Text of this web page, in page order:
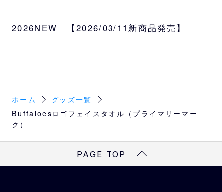
2026NEW 【2026/03/11新商品発売】
ホーム
グッズ一覧
Buffaloesロゴフェイスタオル（プライマリーマー
ク）
PAGE TOP